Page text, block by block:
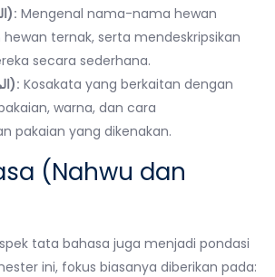
Hewan (الحيوانات): Mengenal nama-nama hewan
ternak, serta mendeskripsikan
secara sederhana.
Pakaian (الملابس): Kosakata yang berkaitan dengan
warna, dan cara
pakaian yang dikenakan.
(Nahwu dan
tata bahasa juga menjadi pondasi
ini, fokus biasanya diberikan pada: